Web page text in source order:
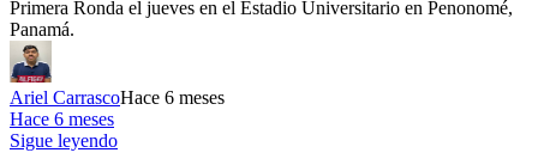
Primera Ronda el jueves en el Estadio Universitario en Penonomé,
Panamá.
Ariel CarrascoHace 6 meses
Hace 6 meses
Sigue leyendo